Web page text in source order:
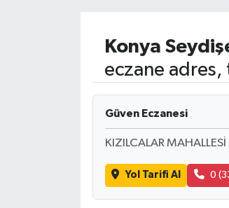
Konya
eczane adres,
Güven Eczanesi
KIZILCALAR
Yol Tarifi Al 0